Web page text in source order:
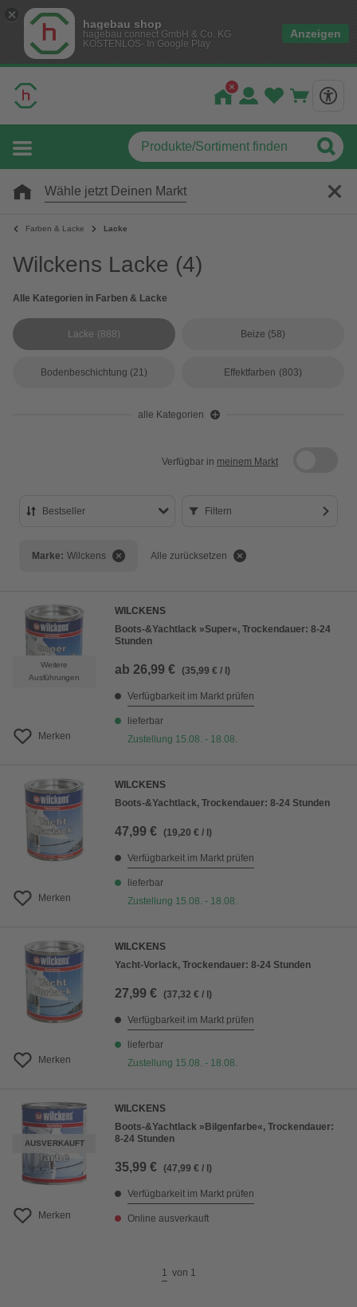
hagebau shop
hagebau connect GmbH & Co. KG
KOSTENLOS- In Google Play
Anzeigen
Wähle jetzt Deinen Markt
Farben & Lacke Lacke
Wilckens Lacke (4)
Alle Kategorien in Farben & Lacke
Lacke (888) Beize (58)
Bodenbeschichtung (21) Effektfarben (803)
alle Kategorien
Verfügbar in meinem Markt
Bestseller
Bewertung
Filtern
Marke: Wilckens Alle zurücksetzen
Weitere
Ausführungen
Merken
WILCKENS
Boots-&Yachtlack »Super«, Trockendauer: 8-24
Stunden
ab 26,99 € (35,99 € / l)
Verfügbarkeit im Markt prüfen
lieferbar
Zustellung 15.08. - 18.08.
Merken
WILCKENS
Boots-&Yachtlack, Trockendauer: 8-24 Stunden
47,99 € (19,20 € / l)
Verfügbarkeit im Markt prüfen
lieferbar
Zustellung 15.08. - 18.08.
Merken
WILCKENS
Yacht-Vorlack, Trockendauer: 8-24 Stunden
27,99 € (37,32 € / l)
Verfügbarkeit im Markt prüfen
lieferbar
Zustellung 15.08. - 18.08.
AUSVERKAUFT
Merken
WILCKENS
Boots-&Yachtlack »Bilgenfarbe«, Trockendauer:
8-24 Stunden
35,99 € (47,99 € / l)
Verfügbarkeit im Markt prüfen
Online ausverkauft
1 von 1